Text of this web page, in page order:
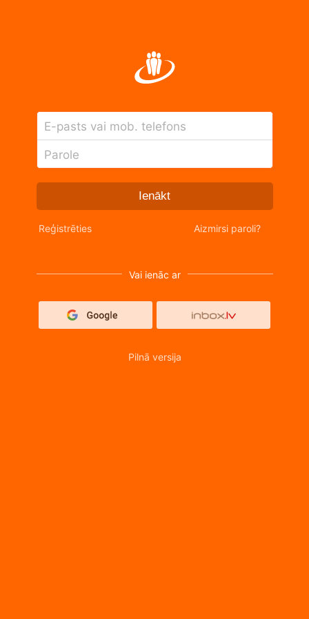
E-pasts vai mob. telefons
Parole
Ienākt
Reģistrēties Aizmirsi paroli?
Vai ienāc ar
Pilnā versija